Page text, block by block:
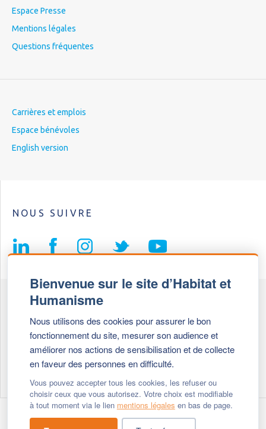
Bienvenue sur le site d’Habitat et
Humanisme
Nous utilisons des cookies pour assurer le bon
fonctionnement du site, mesurer son audience et
améliorer nos actions de sensibilisation et de collecte
en faveur des personnes en difficulté.
Vous pouvez accepter tous les cookies, les refuser ou
choisir ceux que vous autorisez. Votre choix est modifiable
à tout moment via le lien mentions légales en bas de page.
Espace Presse
Mentions légales
Questions fréquentes
Carrières et emplois
Espace bénévoles
English version
NOUS SUIVRE
69647 Caluire et Cuire cedex
+ 33 (0)4 72 27 42 58
- © 2026 Habitat & Humanisme